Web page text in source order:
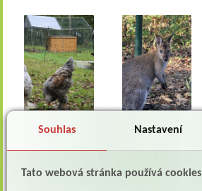
Souhlas Nastavení
Tato webová stránka používá cookies